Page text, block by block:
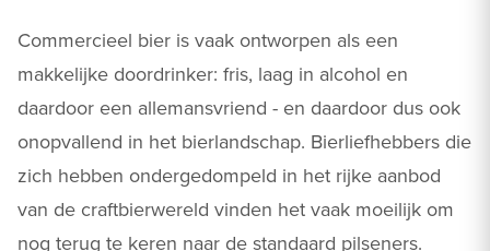
Commercieel bier is vaak ontworpen als een
makkelijke doordrinker: fris, laag in alcohol en
daardoor een allemansvriend - en daardoor dus ook
onopvallend in het bierlandschap. Bierliefhebbers die
zich hebben ondergedompeld in het rijke aanbod
van de craftbierwereld vinden het vaak moeilijk om
nog terug te keren naar de standaard pilseners.